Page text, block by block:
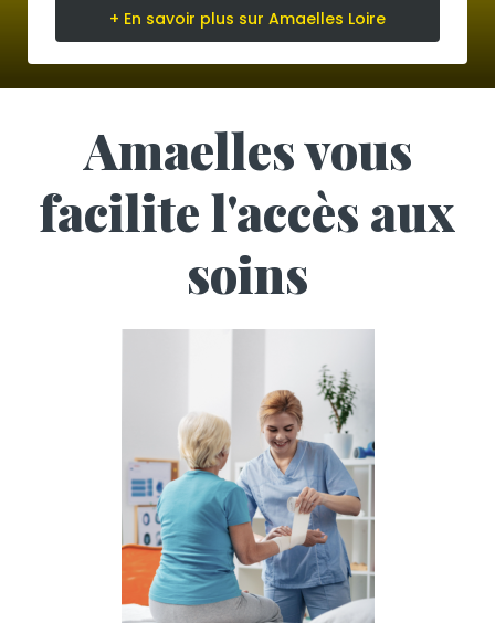
+ En savoir plus sur Amaelles Loire
Amaelles vous
facilite l'accès aux
soins